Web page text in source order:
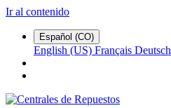
Ir al contenido
Español (CO)
English (US) Français Deutsch